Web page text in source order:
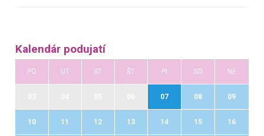
Kalendár podujatí
PO UT ST ŠT PI SO NE
07 08 09
10 11 12 13 14 15 16